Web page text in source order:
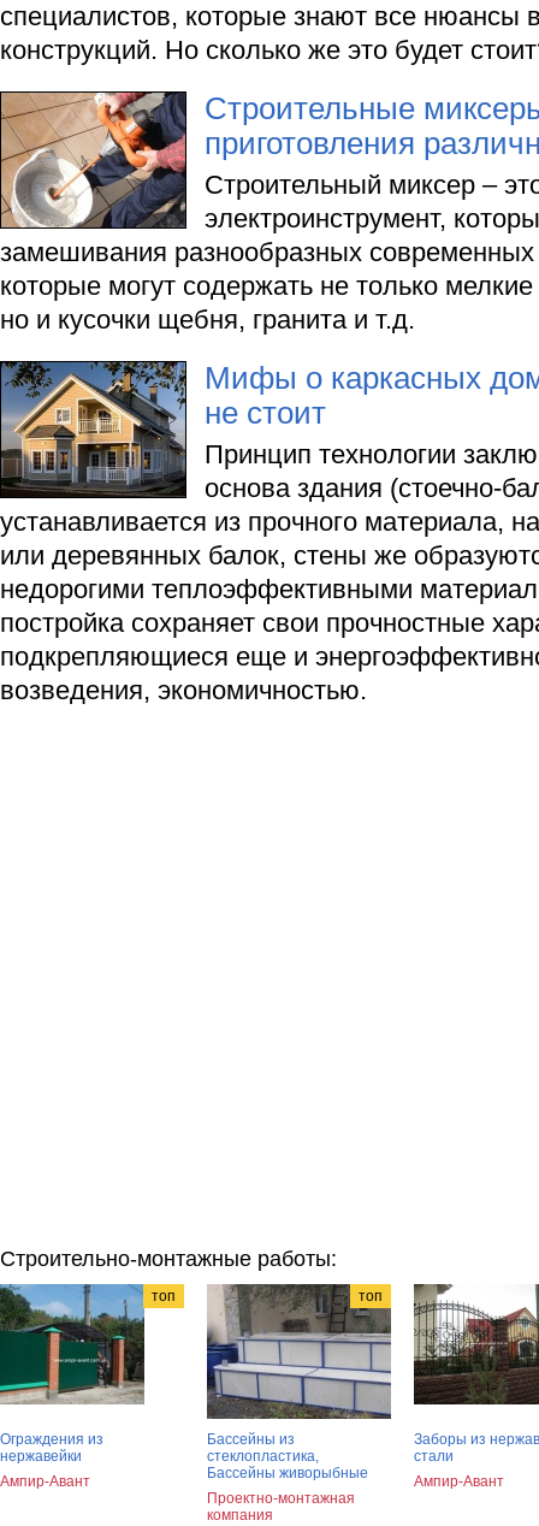
специалистов, которые знают все нюансы
конструкций. Но сколько же это будет
Строительные
приготовления
Строительный миксер –
электроинструмент,
замешивания разнообразных
которые могут содержать не только
но и кусочки щебня, гранита и т.д.
Мифы о каркасных
не стоит
Принцип технологии
основа здания (стоечно-
устанавливается из прочного материала,
или деревянных балок, стены же
недорогими теплоэффективными
постройка сохраняет свои прочностные
подкрепляющиеся еще и
возведения, экономичностью.
Строительно-монтажные работы:
топ
Ограждения из
нержавейки
Ампир-Авант
топ
Бассейны из
стеклопластика,
Бассейны живорыбные
Проектно-монтажная
компания
Заборы из
стали
Ампир-Авант